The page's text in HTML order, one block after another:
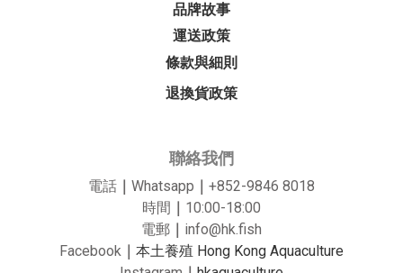
品牌故事
運送政策
條款與細則
退換貨政策
聯絡我們
電話 ｜ Whatsapp ｜ +852-9846 8018
時間 ｜ 10:00-18:00
電郵 ｜ info@hk.fish
Facebook ｜ 本土養殖 Hong Kong Aquaculture